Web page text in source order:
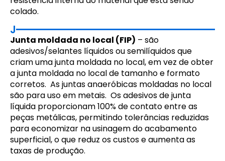
colado.
J
Junta moldada no local (FIP) – são
adesivos/selantes líquidos ou semilíquidos que
criam uma junta moldada no local, em vez de obter
a junta moldada no local de tamanho e formato
corretos. As juntas anaeróbicas moldadas no local
são para uso em metais. Os adesivos de junta
líquida proporcionam 100% de contato entre as
peças metálicas, permitindo tolerâncias reduzidas
para economizar na usinagem do acabamento
superficial, o que reduz os custos e aumenta as
taxas de produção.